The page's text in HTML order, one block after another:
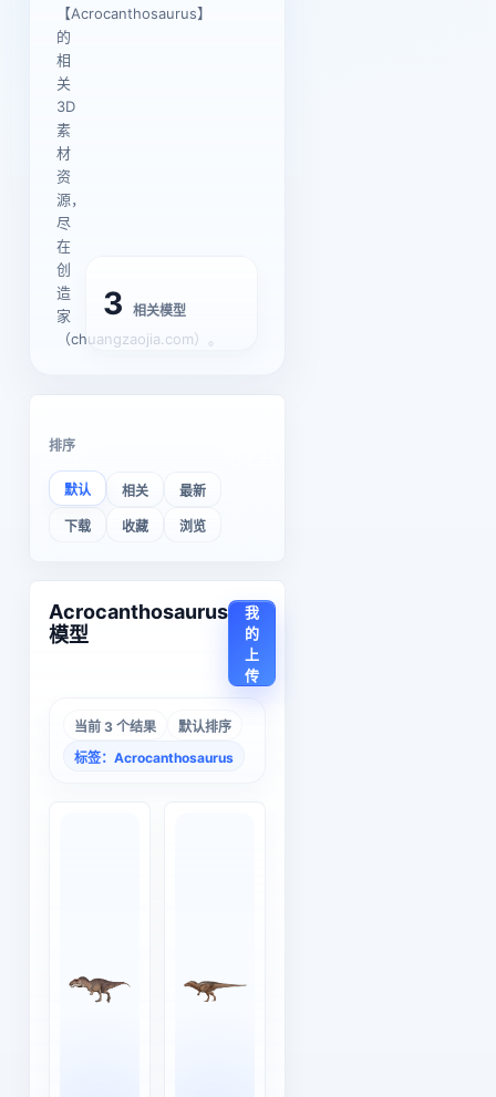
【Acrocanthosaurus】
的
相
关
3D
素
材
资
源，
尽
在
创
造
家
（chuangzaojia.com）。
3 相关模型
排序
默认 相关 最新
下载 收藏 浏览
Acrocanthosaurus
模型
我
的
上
传
当前 3 个结果
默认排序
标签：Acrocanthosaurus